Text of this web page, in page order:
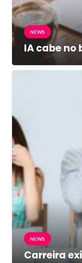
NEWS
IA cabe no
NEWS
Carreira